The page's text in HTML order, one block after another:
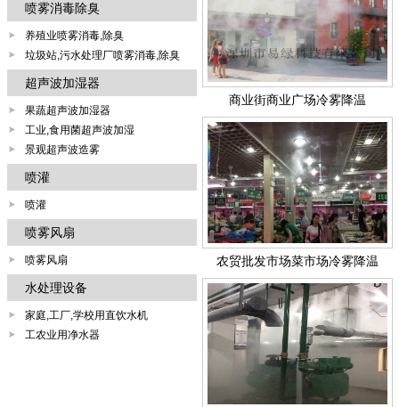
喷雾消毒除臭
养殖业喷雾消毒,除臭
垃圾站,污水处理厂喷雾消毒,除臭
超声波加湿器
果蔬超声波加湿器
工业,食用菌超声波加湿
景观超声波造雾
喷灌
喷灌
喷雾风扇
喷雾风扇
水处理设备
家庭,工厂,学校用直饮水机
工农业用净水器
商业街商业广场冷雾降温
农贸批发市场菜市场冷雾降温